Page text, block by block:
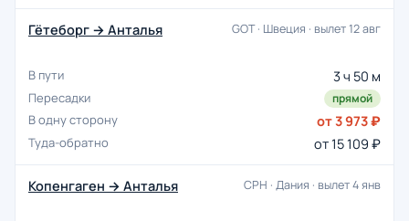
Гётеборг → Анталья GOT · Швеция · вылет 12 авг
3 ч 50 м
прямой
от 3 973 ₽
от 15 109 ₽
Копенгаген → Анталья CPH · Дания · вылет 4 янв